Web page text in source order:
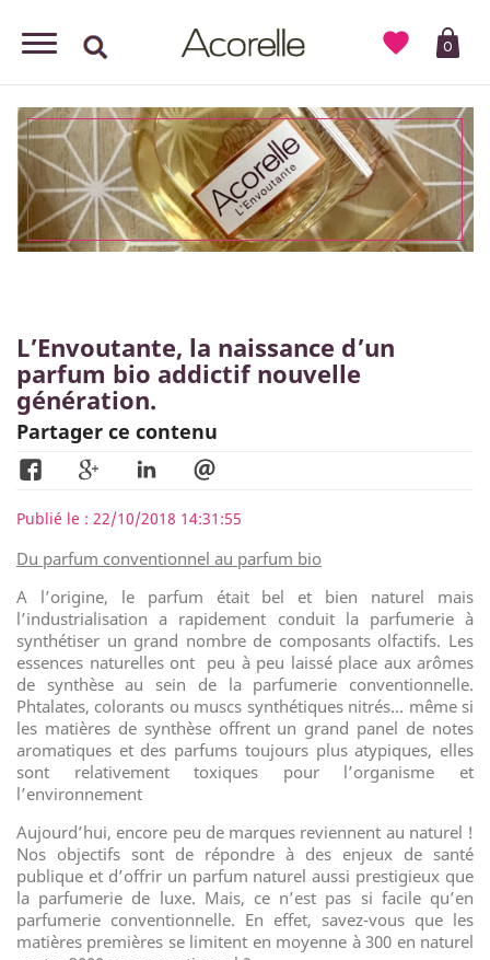
0

L’Envoutante, la naissance d’un
parfum bio addictif nouvelle
génération.
Partager ce contenu
Publié le : 22/10/2018 14:31:55
Du parfum conventionnel au parfum bio
A l’origine, le parfum était bel et bien naturel mais
l’industrialisation a rapidement conduit la parfumerie à
synthétiser un grand nombre de composants olfactifs. Les
essences naturelles ont peu à peu laissé place aux arômes
de synthèse au sein de la parfumerie conventionnelle.
Phtalates, colorants ou muscs synthétiques nitrés… même si
les matières de synthèse offrent un grand panel de notes
aromatiques et des parfums toujours plus atypiques, elles
sont relativement toxiques pour l’organisme et
l’environnement
Aujourd’hui, encore peu de marques reviennent au naturel !
Nos objectifs sont de répondre à des enjeux de santé
publique et d’offrir un parfum naturel aussi prestigieux que
la parfumerie de luxe. Mais, ce n’est pas si facile qu’en
parfumerie conventionnelle. En effet, savez-vous que les
matières premières se limitent en moyenne à 300 en naturel